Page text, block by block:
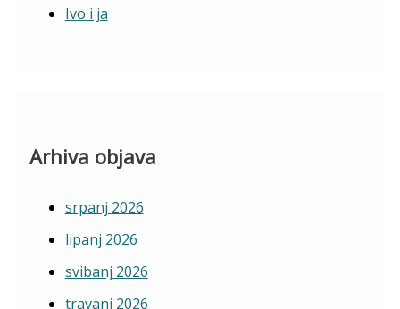
Ivo i ja
Arhiva objava
srpanj 2026
lipanj 2026
svibanj 2026
travanj 2026